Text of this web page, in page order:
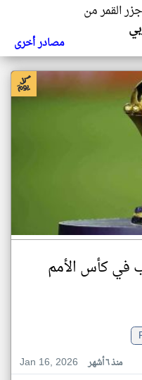
القمر من
مصادر أخرى
عرب في كأس الأمم
Jan 16, 2026
منذ ٦ أشهر